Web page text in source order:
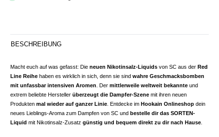
BESCHREIBUNG
Macht euch auf was gefasst: Die neuen Nikotinsalz-Liquids von SC aus der Red
Line Reihe haben es wirklich in sich, denn sie sind wahre Geschmacksbomben
mit unfassbar intensiven Aromen . Der mittlerweile weltweit bekannte und
extrem beliebte Hersteller überzeugt die Dampfer-Szene mit ihren neuen
Produkten mal wieder auf ganzer Linie . Entdecke im Hookain Onlineshop dein
neues Lieblings-Aroma zum Dampfen von SC und bestelle dir das SORTEN-
Liquid mit Nikotinsalz-Zusatz günstig und bequem direkt zu dir nach Hause